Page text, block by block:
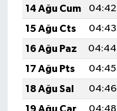
14 Ağu Cum
04:42
15 Ağu Cts
04:43
16 Ağu Paz
04:44
17 Ağu Pts
04:45
18 Ağu Sal
04:46